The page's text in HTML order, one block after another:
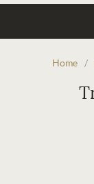
Home /